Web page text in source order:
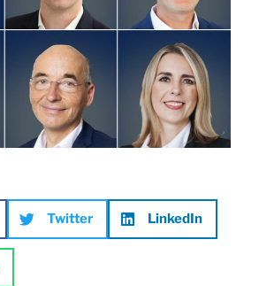
Twitter LinkedIn